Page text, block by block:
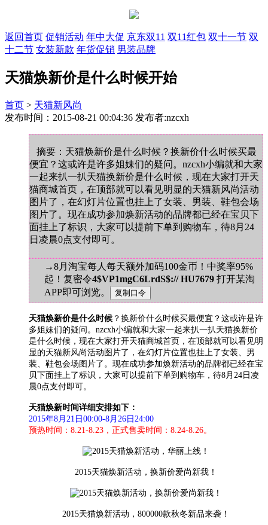
返回首页 促销活动 年中大促 京东双11 双11红包 双十一节 双
十二节 女装新款 年货促销 男装品牌
天猫焕新价是什么时候开始
首页 > 天猫新风尚
发布时间：2015-08-21 00:04:36 发布者:nzcxh
摘要：天猫焕新价是什么时候？换新价什么时候买最
便宜？这或许是许多姐妹们的疑问。nzcxh小编就和大家
一起来扒一扒天猫换新价是什么时候，现在大家打开天
猫商城首页，在顶部就可以看见明显的天猫新风尚活动
图片了，在幻灯片位置也挂上了女装、男装、鞋包会场
图片了。现在成功参加焕新活动的品牌都已经在宝贝下
面挂上了标识，大家可以提前下单到购物车，待8月24
日凌晨0点支付即可。
→8月淘宝每人每天额外加码100金币！中奖率95%
起！复密令4$VP1mgC6LrdS$:// HU7679 打开某淘
APP即可浏览。
天猫焕新价是什么时候 ？换新价什么时候买最便宜？这或许是许
多姐妹们的疑问。nzcxh小编就和大家一起来扒一扒天猫换新价
是什么时候，现在大家打开天猫商城首页，在顶部就可以看见明
显的天猫新风尚活动图片了，在幻灯片位置也挂上了女装、男
装、鞋包会场图片了。现在成功参加焕新活动的品牌都已经在宝
贝下面挂上了标识，大家可以提前下单到购物车，待8月24日凌
晨0点支付即可。
天猫焕新时间详细安排如下：
2015年8月21日00:00-8月26日24:00
预热时间：8.21-8.23，正式售卖时间：8.24-8.26。
2015天猫焕新活动，换新价爱尚新我！
2015天猫焕新活动，800000款秋冬新品来袭！